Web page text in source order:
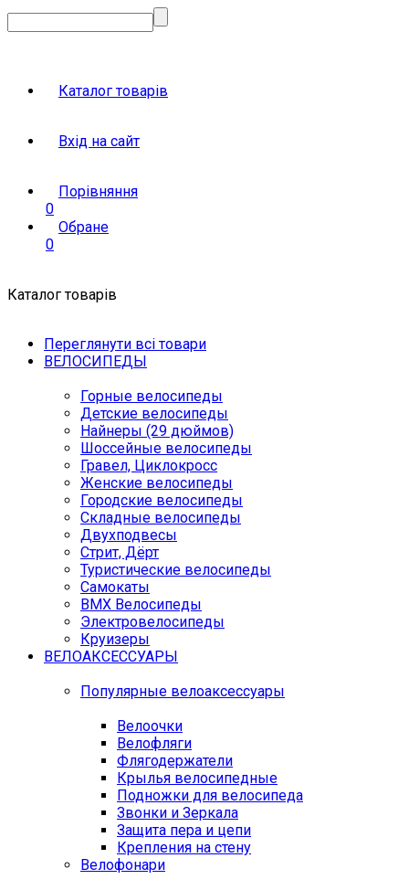
Каталог товарів
Вхід на сайт
Порівняння
0
Обране
0
Каталог товарів
Переглянути всі товари
ВЕЛОСИПЕДЫ
Горные велосипеды
Детские велосипеды
Найнеры (29 дюймов)
Шоссейные велосипеды
Гравел, Циклокросс
Женские велосипеды
Городcкие велосипеды
Складные велосипеды
Двухподвесы
Стрит, Дёрт
Туристические велосипеды
Самокаты
BMX Велосипеды
Электровелосипеды
Круизеры
ВЕЛОАКСЕССУАРЫ
Популярные велоаксессуары
Велоочки
Велофляги
Флягодержатели
Крылья велосипедные
Подножки для велосипеда
Звонки и Зеркала
Защита пера и цепи
Крепления на стену
Велофонари